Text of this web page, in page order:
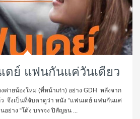
ดย์ แฟนกันแค่วันเดียว
ค่ายน้องใหม่ (ที่หน้าเก่า) อย่าง GDH หลังจาก
จึงเป็นที่จับตาดูว่า หนัง “แฟนเดย์ แฟนกันแค่
ย่าง “โต้ง บรรจง ปิสัญธน ...